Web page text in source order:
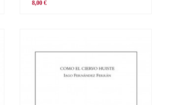
8,00 €